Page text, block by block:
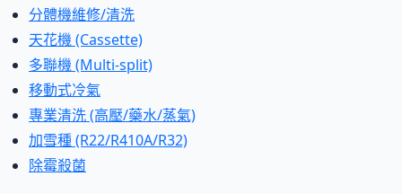
分體機維修/清洗
天花機 (Cassette)
多聯機 (Multi-split)
移動式冷氣
專業清洗 (高壓/藥水/蒸氣)
加雪種 (R22/R410A/R32)
除霉殺菌